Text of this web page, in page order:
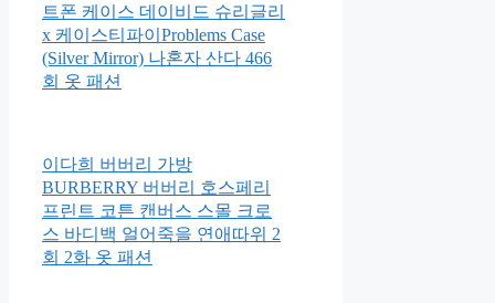
트폰 케이스 데이비드 슈리글리
x 케이스티파이Problems Case
(Silver Mirror) 나혼자 산다 466
회 옷 패션
이다희 버버리 가방
BURBERRY 버버리 호스페리
프린트 코튼 캔버스 스몰 크로
스 바디백 얼어죽을 연애따위 2
회 2화 옷 패션